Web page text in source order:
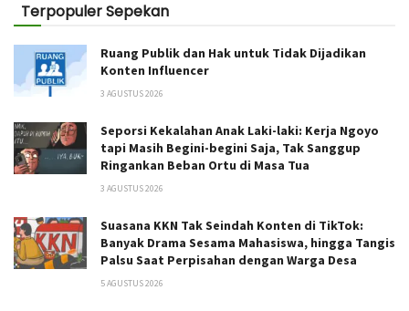
Terpopuler Sepekan
Ruang Publik dan Hak untuk Tidak Dijadikan
Konten Influencer
3 AGUSTUS 2026
Seporsi Kekalahan Anak Laki-laki: Kerja Ngoyo
tapi Masih Begini-begini Saja, Tak Sanggup
Ringankan Beban Ortu di Masa Tua
3 AGUSTUS 2026
Suasana KKN Tak Seindah Konten di TikTok:
Banyak Drama Sesama Mahasiswa, hingga Tangis
Palsu Saat Perpisahan dengan Warga Desa
5 AGUSTUS 2026